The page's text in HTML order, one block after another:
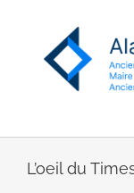
L’oeil du